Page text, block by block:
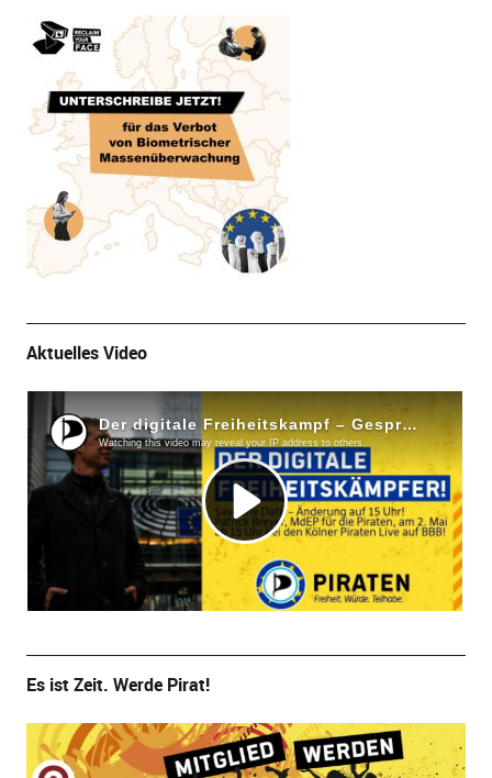
Aktuelles Video
Es ist Zeit. Werde Pirat!